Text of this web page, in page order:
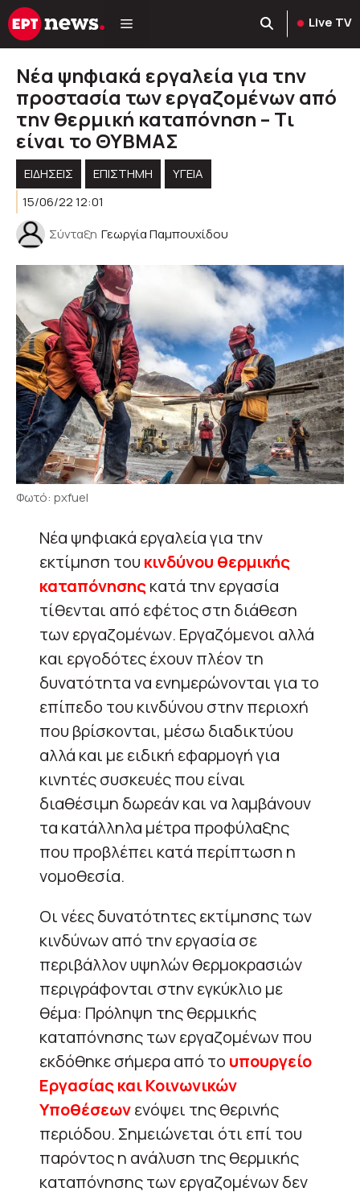
Μετάβαση
σε
Live TV
Νέα ψηφιακά εργαλεία για την
προστασία των εργαζομένων από
την θερμική καταπόνηση – Tι
είναι το ΘΥΒΜΑΣ
ΕΙΔΗΣΕΙΣ ΕΠΙΣΤΗΜΗ
ΥΓΕΊΑ
15/06/22 12:01
Σύνταξη Γεωργία Παμπουχίδου
Φωτό: pxfuel
Νέα ψηφιακά εργαλεία για την
εκτίμηση του κινδύνου θερμικής
καταπόνησηςκατά την εργασία
τίθενται από εφέτος στη διάθεση
των εργαζομένων. Εργαζόμενοι αλλά
και εργοδότες έχουν πλέον τη
δυνατότητα να ενημερώνονται για το
επίπεδο του κινδύνου στην περιοχή
που βρίσκονται, μέσω διαδικτύου
αλλά και με ειδική εφαρμογή για
κινητές συσκευές που είναι
διαθέσιμη δωρεάν και να λαμβάνουν
τα κατάλληλα μέτρα προφύλαξης
που προβλέπει κατά περίπτωση η
νομοθεσία.
Οι νέες δυνατότητες εκτίμησης των
κινδύνων από την εργασία σε
περιβάλλον υψηλών θερμοκρασιών
περιγράφονται στην εγκύκλιο με
θέμα: Πρόληψη της θερμικής
καταπόνησης των εργαζομένων που
εκδόθηκε σήμερα από το υπουργείο
Εργασίας και Κοινωνικών
Υποθέσεωνενόψει της θερινής
περιόδου. Σημειώνεται ότι επί του
παρόντος η ανάλυση της θερμικής
καταπόνησης των εργαζομένων δεν